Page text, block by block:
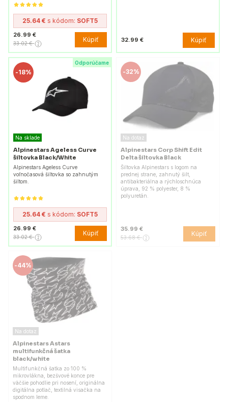
25.64 € s kódom: SOFT5
26.99 €
33.02 € Kúpiť 32.99 € Kúpiť
Odporúčame
-18%
Na sklade
Alpinestars Ageless Curve
šiltovka Black/White
Alpinestars Ageless Curve
voľnočasová šiltovka so zahnutým
šiltom.
25.64 € s kódom: SOFT5
26.99 €
33.02 € Kúpiť
-32%
Na dotaz
Alpinestars Corp Shift Edit
Delta šiltovka Black
Šiltovka Alpinestars s logom na
prednej strane, zahnutý šilt,
antibakteriálna a rýchloschnúca
úprava, 92 % polyester, 8 %
polyuretán.
35.99 €
53.68 € Kúpiť
-44%
Na dotaz
Alpinestars Astars
multifunkčná šatka
black/white
Multifunkčná šatka zo 100 %
mikrovlákna, bezšvové konce pre
väčšie pohodlie pri nosení, originálna
digitálna potlač, textilná visačka na
spodnom leme.